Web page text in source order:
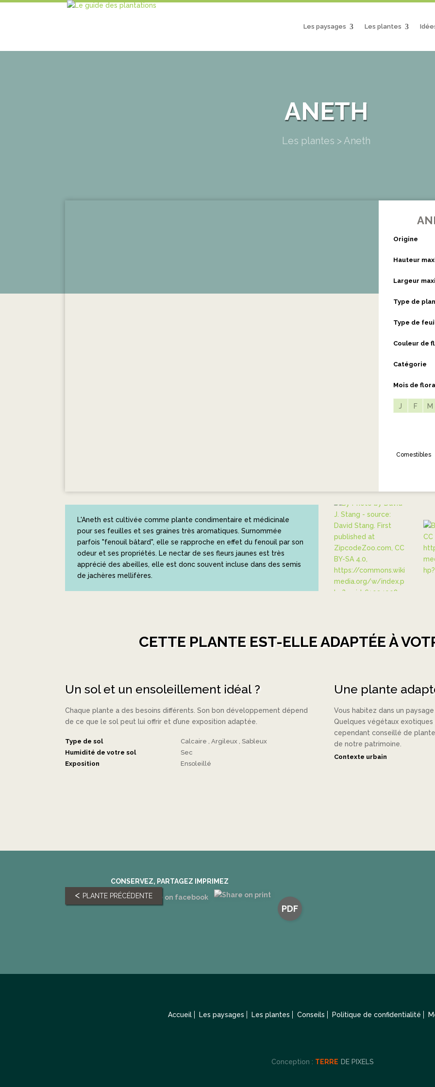
Les paysages Les plantes
ANETH
Les plantes >Aneth
Origine
Hauteur
Largeur
Type de
Type de
Couleur de
Catégorie
Mois de
J F M
Comestibles
L'Aneth est cultivée comme plante condimentaire et médicinale
pour ses feuilles et ses graines très aromatiques. Surnommée
parfois "fenouil bâtard", elle se rapproche en effet du fenouil par son
odeur et ses propriétés. Le nectar de ses fleurs jaunes est très
apprécié des abeilles, elle est donc souvent incluse dans des semis
de jachères mellifères.
CETTE PLANTE EST-ELLE ADAPTÉE À
Un sol et un ensoleillement idéal ?
Chaque plante a des besoins différents. Son bon développement dépend
de ce que le sol peut lui offrir et d’une exposition adaptée.
Type de sol Calcaire Argileux
Sableux
Humidité de votre sol
Sec
Exposition
Ensoleillé
Une plante
Vous habitez dans un
Quelques végétaux
cependant conseillé de
de notre patrimoine.
Contexte urbain
PLANTE PRÉCÉDENTE
CONSERVEZ, PARTAGEZ IMPRIMEZ
PDF
Accueil Les paysages Les plantes Conseils Politique de confidentialité
Conception : TERRE DE PIXELS